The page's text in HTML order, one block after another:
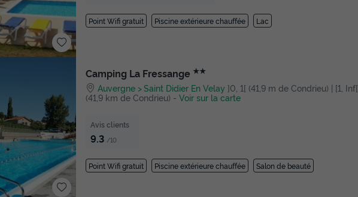
Point Wifi gratuit Piscine extérieure chauffée Lac
Camping La Fressange ★★
Auvergne Saint Didier En Velay ]0, 1[ (41,9 m de Condrieu) | [1, Inf[
(41,9 km de Condrieu) - Voir sur la carte
Avis clients
9.3 /10
Point Wifi gratuit Piscine extérieure chauffée Salon de beauté